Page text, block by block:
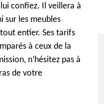
confiez. Il veillera à
sur les meubles
entier. Ses tarifs
à ceux de la
n’hésitez pas à
de votre